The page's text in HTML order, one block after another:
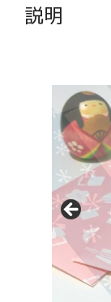
型
p2002-
説明